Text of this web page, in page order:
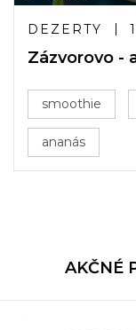
DEZERTY
Zázvorovo -
smoothie
ananás
AKČNÉ